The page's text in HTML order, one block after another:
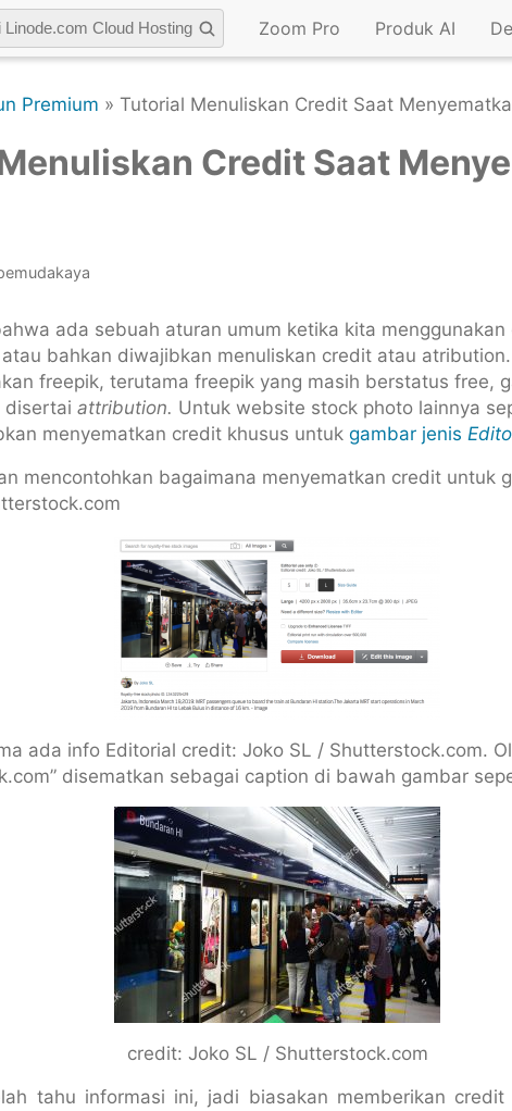
Zoom Pro Produk AI
Premium » Tutorial Menuliskan Credit Saat
Credit Saat
ada sebuah aturan umum ketika kita menggunakan
bahkan diwajibkan menuliskan credit atau
freepik, terutama freepik yang masih berstatus free,
disertai attribution. Untuk website stock photo lainnya
menyematkan credit khusus untuk gambar jenis
mencontohkan bagaimana menyematkan credit untuk
ada info Editorial credit: Joko SL / Shutterstock.com.
disematkan sebagai caption di bawah gambar
credit: Joko SL / Shutterstock.com
tahu informasi ini, jadi biasakan memberikan credit